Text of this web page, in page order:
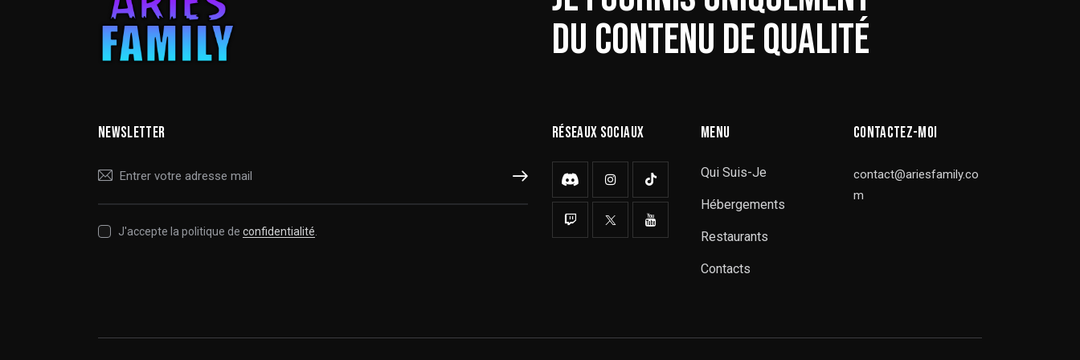
DU CONTENU DE QUALITÉ
NEWSLETTER
S'ABONNER
J'accepte la politique de confidentialité.
RÉSEAUX SOCIAUX MENU
Qui Suis-Je
Hébergements
Restaurants
Contacts
CONTACTEZ-MOI
contact@ariesfamily.co
m